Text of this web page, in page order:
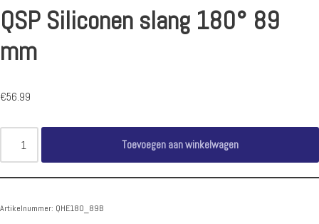
QSP Siliconen slang 180° 89
mm
€56.99
Toevoegen aan winkelwagen
Artikelnummer: QHE180_89B